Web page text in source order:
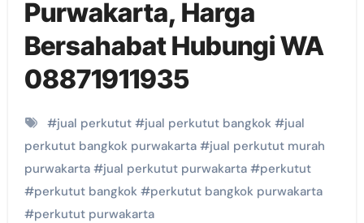
Purwakarta, Harga
Bersahabat Hubungi WA
08871911935
#jual perkutut#jual perkutut bangkok#jual
perkutut bangkok purwakarta#jual perkutut murah
purwakarta#jual perkutut purwakarta#perkutut
#perkutut bangkok#perkutut bangkok purwakarta
#perkutut purwakarta